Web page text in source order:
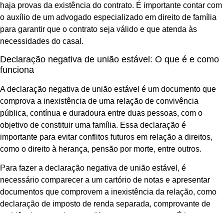
haja provas da existência do contrato. É importante contar com
o auxílio de um advogado especializado em direito de família
para garantir que o contrato seja válido e que atenda às
necessidades do casal.
Declaração negativa de união estável: O que é e como
funciona
A declaração negativa de união estável é um documento que
comprova a inexistência de uma relação de convivência
pública, contínua e duradoura entre duas pessoas, com o
objetivo de constituir uma família. Essa declaração é
importante para evitar conflitos futuros em relação a direitos,
como o direito à herança, pensão por morte, entre outros.
Para fazer a declaração negativa de união estável, é
necessário comparecer a um cartório de notas e apresentar
documentos que comprovem a inexistência da relação, como
declaração de imposto de renda separada, comprovante de